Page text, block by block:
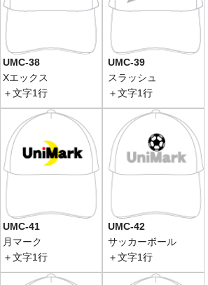
UMC-38
Xエックス
＋文字1行
UMC-39
スラッシュ
＋文字1行
UMC-41
月マーク
＋文字1行
UMC-42
サッカーボール
＋文字1行